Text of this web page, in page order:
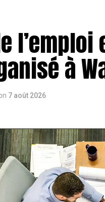
à
7 août 2026